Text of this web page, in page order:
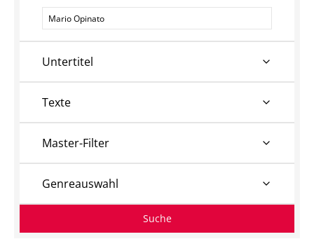
Personen
Untertitel
Texte
Master-Filter
Genreauswahl
Suche